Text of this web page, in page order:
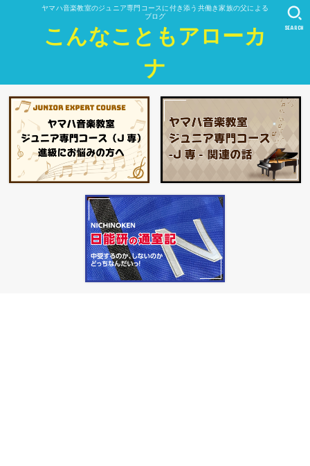
ヤマハ音楽教室のジュニア専門コースに付き添う共働き家族の父による
ブログ
こんなこともアローカ
ナ
SEARCH